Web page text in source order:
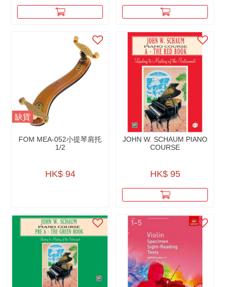
缺貨
FOM MEA-052小提琴肩托
1/2
HK$ 94
JOHN W. SCHAUM PIANO
COURSE
HK$ 95